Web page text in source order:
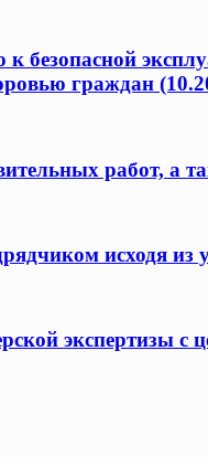
безопасной
граждан
работ, а
исходя из
экспертизы